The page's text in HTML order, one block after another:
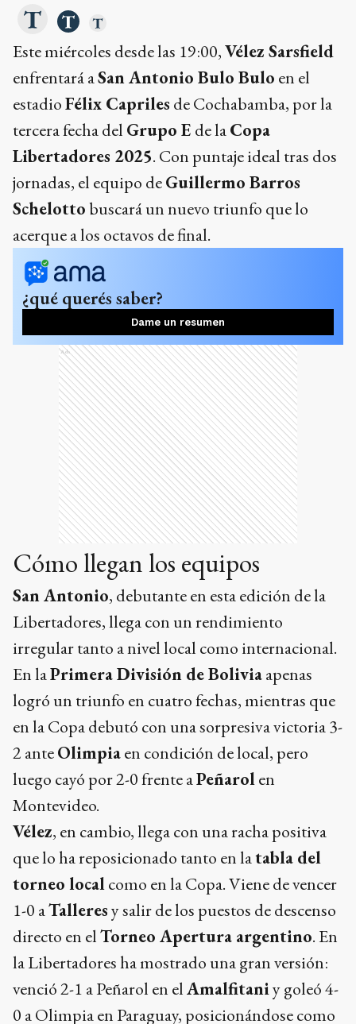
Este miércoles desde las 19:00,Vélez Sarsfield
enfrentará aSan Antonio Bulo Bulo en el
estadioFélix Capriles de Cochabamba, por la
tercera fecha del Grupo E de laCopa
Libertadores 2025. Con puntaje ideal tras dos
jornadas, el equipo deGuillermo Barros
Schelottobuscará un nuevo triunfo que lo
acerque a los octavos de final.
¿qué querés saber?
Dame un resumen
Ads
Cómo llegan los equipos
San Antonio, debutante en esta edición de la
Libertadores, llega con un rendimiento
irregular tanto a nivel local como internacional.
En laPrimera División de Boliviaapenas
logró un triunfo en cuatro fechas, mientras que
en la Copa debutó con una sorpresiva victoria 3-
2 anteOlimpiaen condición de local, pero
luego cayó por 2-0 frente aPeñarolen
Montevideo.
Vélez, en cambio, llega con una racha positiva
que lo ha reposicionado tanto en latabla del
torneo localcomo en la Copa. Viene de vencer
1-0 aTalleresy salir de los puestos de descenso
directo en elTorneo Apertura argentino. En
la Libertadores ha mostrado una gran versión:
venció 2-1 a Peñarol en elAmalfitaniy goleó 4-
0 a Olimpia en Paraguay, posicionándose como